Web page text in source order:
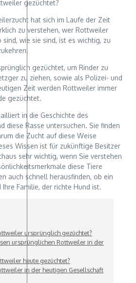
hat sich im Laufe der Zeit
zu verstehen, wer Rottweiler
sind, wie sie sind, ist es wichtig, zu
gezüchtet, um Rinder zu
zu ziehen, sowie als Polizei- und
Zeit werden Rottweiler immer
gezüchtet.
in die Geschichte des
diese Rasse untersuchen. Sie finden
die Zucht auf diese Weise
Wissen ist für zukünftige Besitzer
sehr wichtig, wenn Sie verstehen
diese Tiere
auch schnell herausfinden, ob ein
Familie, der richte Hund ist.
ursprünglich gezüchtet?
ursprünglichen Rottweiler in der
heute gezüchtet?
in der heutigen Gesellschaft